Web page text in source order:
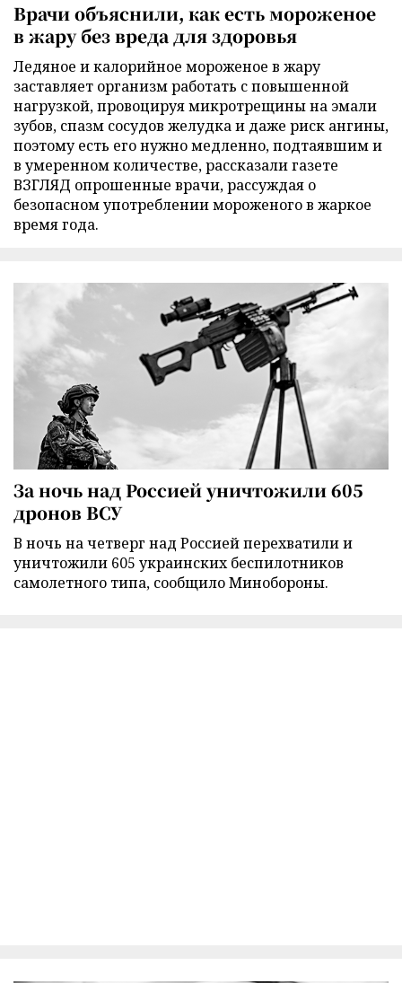
Врачи объяснили, как есть мороженое
в жару без вреда для здоровья
Ледяное и калорийное мороженое в жару
заставляет организм работать с повышенной
нагрузкой, провоцируя микротрещины на эмали
зубов, спазм сосудов желудка и даже риск ангины,
поэтому есть его нужно медленно, подтаявшим и
в умеренном количестве, рассказали газете
ВЗГЛЯД опрошенные врачи, рассуждая о
безопасном употреблении мороженого в жаркое
время года.
За ночь над Россией уничтожили 605
дронов ВСУ
В ночь на четверг над Россией перехватили и
уничтожили 605 украинских беспилотников
самолетного типа, сообщило Минобороны.